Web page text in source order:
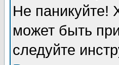
Не паникуйте!
может быть
следуйте